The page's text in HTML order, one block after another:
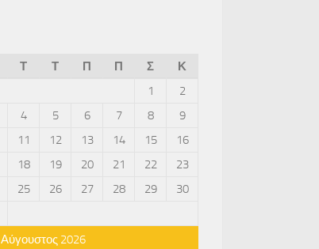
Αύγουστος 2026
Τ Τ Π Π Σ
Κ
1
2
4 5 6 7 8
9
11 12 13 14 15
16
18 19 20 21 22
23
25 26 27 28 29
30